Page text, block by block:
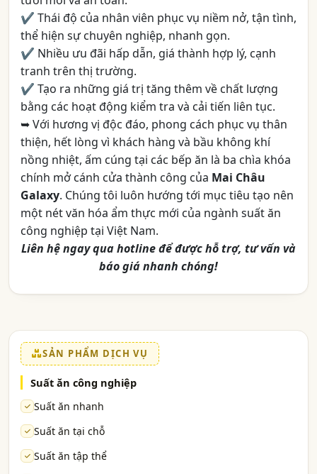
✔ Thái độ của nhân viên phục vụ niềm nở, tận tình,
thể hiện sự chuyên nghiệp, nhanh gọn.
✔ Nhiều ưu đãi hấp dẫn, giá thành hợp lý, cạnh
tranh trên thị trường.
✔ Tạo ra những giá trị tăng thêm về chất lượng
bằng các hoạt động kiểm tra và cải tiến liên tục.
➥ Với hương vị độc đáo, phong cách phục vụ thân
thiện, hết lòng vì khách hàng và bầu không khí
nồng nhiệt, ấm cúng tại các bếp ăn là ba chìa khóa
chính mở cánh cửa thành công của Mai Châu
Galaxy. Chúng tôi luôn hướng tới mục tiêu tạo nên
một nét văn hóa ẩm thực mới của ngành suất ăn
công nghiệp tại Việt Nam.
Liên hệ ngay qua hotline để được hỗ trợ, tư vấn và
báo giá nhanh chóng!
SẢN PHẨM DỊCH VỤ
Suất ăn công nghiệp
Suất ăn nhanh
Suất ăn tại chỗ
Suất ăn tập thể